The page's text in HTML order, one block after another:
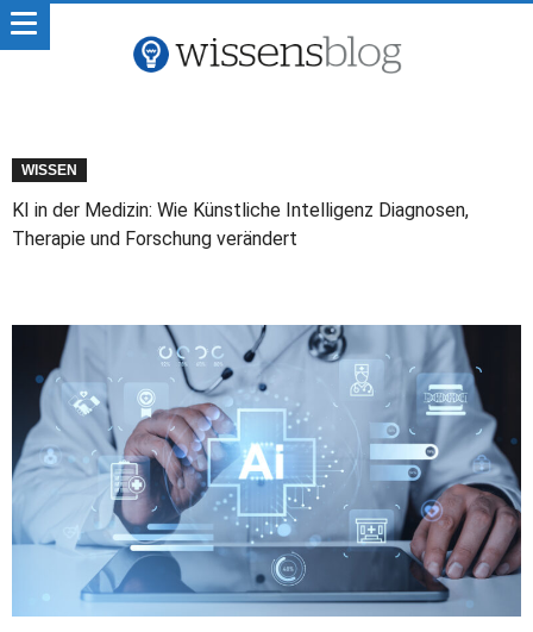
WISSEN
KI in der Medizin: Wie Künstliche Intelligenz Diagnosen,
Therapie und Forschung verändert